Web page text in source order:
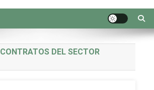
CONTRATOS DEL SECTOR